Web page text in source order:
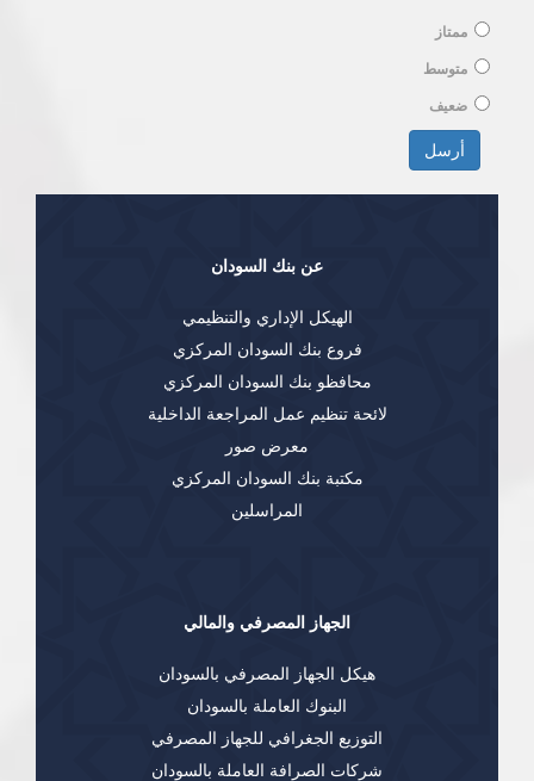
ممتاز
متوسط
ضعيف
الخيارات
أرسل
عن بنك السودان
الهيكل الإداري والتنظيمي
فروع بنك السودان المركزي
محافظو بنك السودان المركزي
لائحة تنظيم عمل المراجعة الداخلية
معرض صور
مكتبة بنك السودان المركزي
المراسلين
الجهاز المصرفي والمالي
هيكل الجهاز المصرفي بالسودان
البنوك العاملة بالسودان
التوزيع الجغرافي للجهاز المصرفي
شركات الصرافة العاملة بالسودان